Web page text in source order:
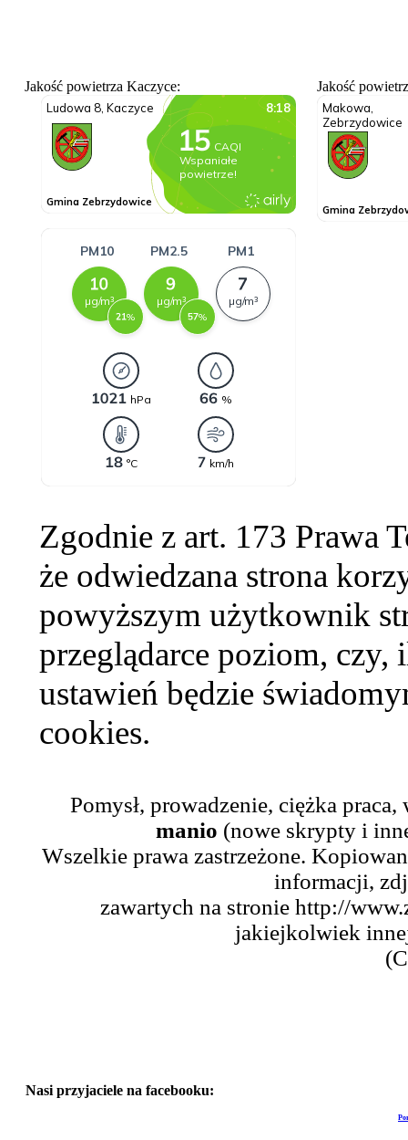
Jakość powietrza Kaczyce: Jakość
Zgodnie z art. 173 Prawa
że odwiedzana strona
powyższym użytkownik
przeglądarce poziom,
ustawień będzie
cookies.
Pomysł, prowadzenie, ciężka
manio (nowe skrypty i
Wszelkie prawa zastrzeżone.
informacji,
zawartych na stronie http://
jakiejkolwiek
Nasi przyjaciele na facebooku: